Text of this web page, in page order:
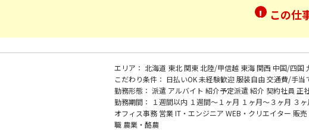
この仕
エリア： 北海道 東北関東北陸/甲信越 東海関西 中国/四国
こだわり条件： 日払いOK未経験歓迎服装自由交通費/手当
勤務形態： 派遣 アルバイト 紹介予定派遣紹介 契約社員 正
勤務期間：
１週間以内 １週間～１ヶ月 １ヶ月～３ヶ月 ３
オフィス事務 営業IT・エンジニア WEB・クリエイター 販売
職 農業・酪農